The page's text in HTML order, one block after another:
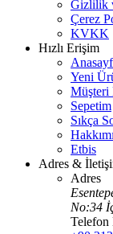
Gizlilik
Çerez
KVKK
Hızlı Erişim
Yeni
Müşteri
Sepetim
Sıkça
Etbis
Adres &
Adres
No:34
Telefon